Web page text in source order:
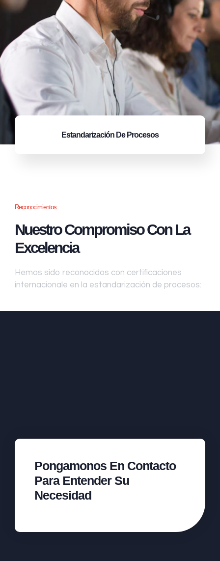
Estandarización De Procesos
Reconocimientos
Nuestro Compromiso Con La
Excelencia
Hemos sido reconocidos con certificaciones
internacionale en la estandarización de procesos:
Pongamonos En Contacto
Para Entender Su
Necesidad